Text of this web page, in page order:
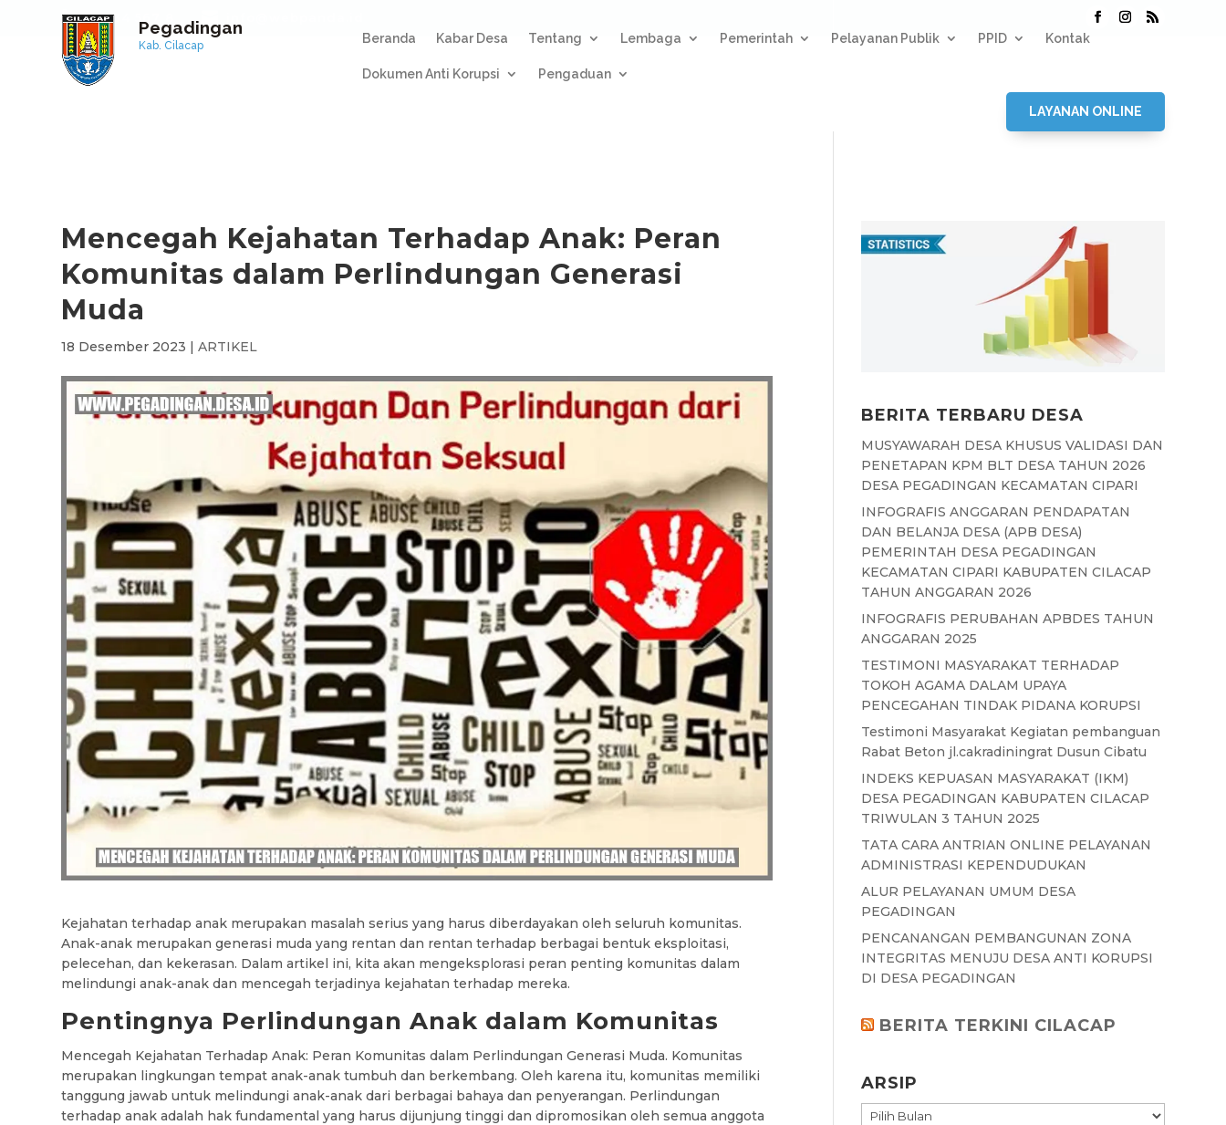
+1 234 567 8Pegadingan
Kab. Cilacap Beranda Kabar Desa Tentang Lembaga Pemerintah Pelayanan Publik PPID Kontak
Dokumen Anti Korupsi Pengaduan
LAYANAN ONLINE
Mencegah Kejahatan Terhadap Anak: Peran
Komunitas dalam Perlindungan Generasi
Muda
18 Desember 2023 |ARTIKEL
Kejahatan terhadap anak merupakan masalah serius yang harus diberdayakan oleh seluruh komunitas.
Anak-anak merupakan generasi muda yang rentan dan rentan terhadap berbagai bentuk eksploitasi,
pelecehan, dan kekerasan. Dalam artikel ini, kita akan mengeksplorasi peran penting komunitas dalam
melindungi anak-anak dan mencegah terjadinya kejahatan terhadap mereka.
Pentingnya Perlindungan Anak dalam Komunitas
Mencegah Kejahatan Terhadap Anak: Peran Komunitas dalam Perlindungan Generasi Muda. Komunitas
merupakan lingkungan tempat anak-anak tumbuh dan berkembang. Oleh karena itu, komunitas memiliki
tanggung jawab untuk melindungi anak-anak dari berbagai bahaya dan penyerangan. Perlindungan
terhadap anak adalah hak fundamental yang harus dijunjung tinggi dan dipromosikan oleh semua anggota
BERITA TERBARU DESA
MUSYAWARAH DESA KHUSUS VALIDASI DAN
PENETAPAN KPM BLT DESA TAHUN 2026
DESA PEGADINGAN KECAMATAN CIPARI
INFOGRAFIS ANGGARAN PENDAPATAN
DAN BELANJA DESA (APB DESA)
PEMERINTAH DESA PEGADINGAN
KECAMATAN CIPARI KABUPATEN CILACAP
TAHUN ANGGARAN 2026
INFOGRAFIS PERUBAHAN APBDES TAHUN
ANGGARAN 2025
TESTIMONI MASYARAKAT TERHADAP
TOKOH AGAMA DALAM UPAYA
PENCEGAHAN TINDAK PIDANA KORUPSI
Testimoni Masyarakat Kegiatan pembanguan
Rabat Beton jl.cakradiningrat Dusun Cibatu
INDEKS KEPUASAN MASYARAKAT (IKM)
DESA PEGADINGAN KABUPATEN CILACAP
TRIWULAN 3 TAHUN 2025
TATA CARA ANTRIAN ONLINE PELAYANAN
ADMINISTRASI KEPENDUDUKAN
ALUR PELAYANAN UMUM DESA
PEGADINGAN
PENCANANGAN PEMBANGUNAN ZONA
INTEGRITAS MENUJU DESA ANTI KORUPSI
DI DESA PEGADINGAN
BERITA TERKINI CILACAP
ARSIP
ARSIP